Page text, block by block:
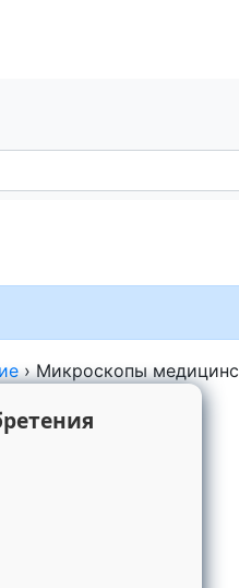
›Микроскопы